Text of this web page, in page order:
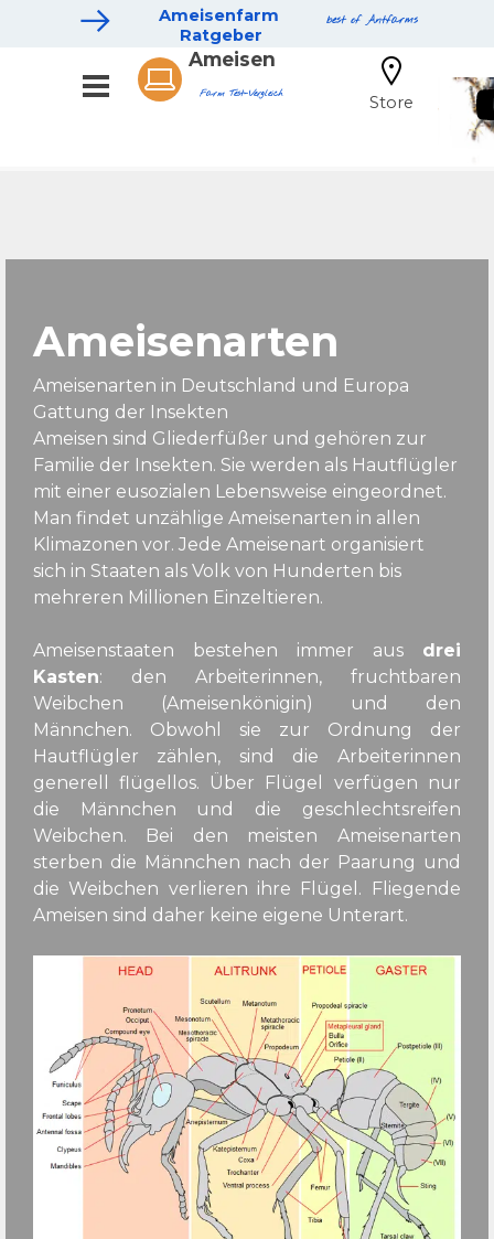
Ameisen
Farm Test-Vergleich
best of Antfarms
Ameisenfarm
Ratgeber
Store
Ameisenarten
Ameisenarten in Deutschland und Europa
Gattung der Insekten
Ameisen sind Gliederfüßer und gehören zur
Familie der Insekten. Sie werden als Hautflügler
mit einer eusozialen Lebensweise eingeordnet.
Man findet unzählige Ameisenarten in allen
Klimazonen vor. Jede Ameisenart organisiert
sich in Staaten als Volk von Hunderten bis
mehreren Millionen Einzeltieren.
Ameisenstaaten bestehen immer aus drei
Kasten: den Arbeiterinnen, fruchtbaren
Weibchen (Ameisenkönigin) und den
Männchen. Obwohl sie zur Ordnung der
Hautflügler zählen, sind die Arbeiterinnen
generell flügellos. Über Flügel verfügen nur
die Männchen und die geschlechtsreifen
Weibchen. Bei den meisten Ameisenarten
sterben die Männchen nach der Paarung und
die Weibchen verlieren ihre Flügel. Fliegende
Ameisen sind daher keine eigene Unterart.